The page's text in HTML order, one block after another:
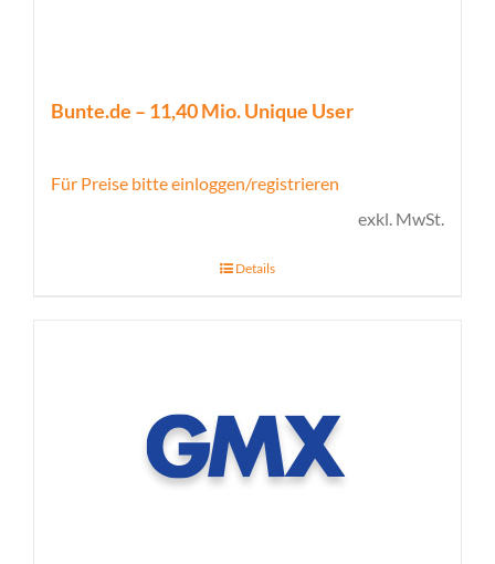
Bunte.de – 11,40 Mio. Unique User
Für Preise bitte einloggen/registrieren
exkl. MwSt.
Details